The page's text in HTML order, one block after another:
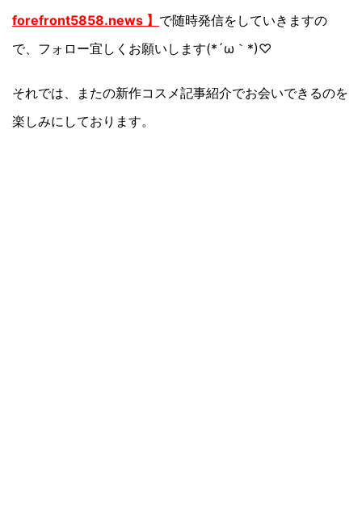
forefront5858.news 】 で随時発信をしていきますの
で、フォロー宜しくお願いします(*´ω｀*)♡
それでは、またの新作コスメ記事紹介でお会いできるのを
楽しみにしております。